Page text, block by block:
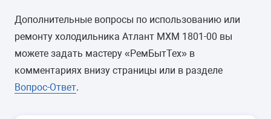
Дополнительные вопросы по использованию или
ремонту холодильника Атлант МХМ 1801-00 вы
можете задать мастеру «РемБытТех» в
комментариях внизу страницы или в разделе
Вопрос-Ответ.